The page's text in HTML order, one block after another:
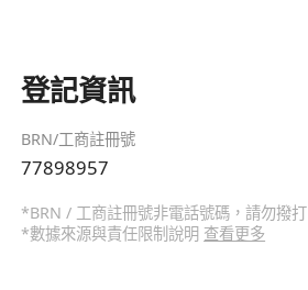
登記資訊
BRN/工商註冊號
77898957
*BRN / 工商註冊號非電話號碼，請勿撥打
*數據來源與責任限制說明 查看更多